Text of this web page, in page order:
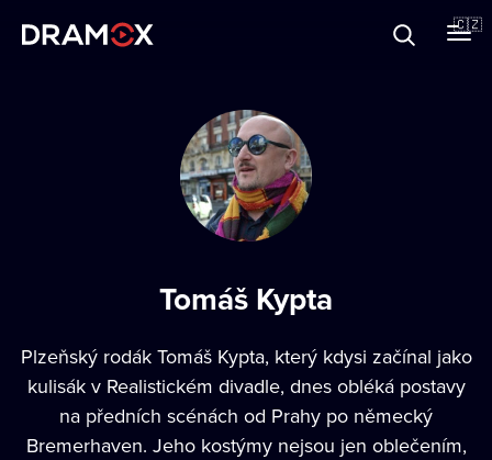
🇨🇿
Tomáš Kypta
Plzeňský rodák Tomáš Kypta, který kdysi začínal jako
kulisák v Realistickém divadle, dnes obléká postavy
na předních scénách od Prahy po německý
Bremerhaven. Jeho kostýmy nejsou jen oblečením,